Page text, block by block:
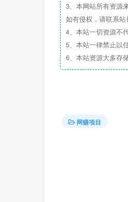
3、本网站所有资源
如有侵权，请联系站
4、本站一切资源不
5、本站一律禁止以
6、本站资源大多存
网赚项目